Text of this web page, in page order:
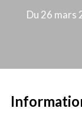
Du 26 mars